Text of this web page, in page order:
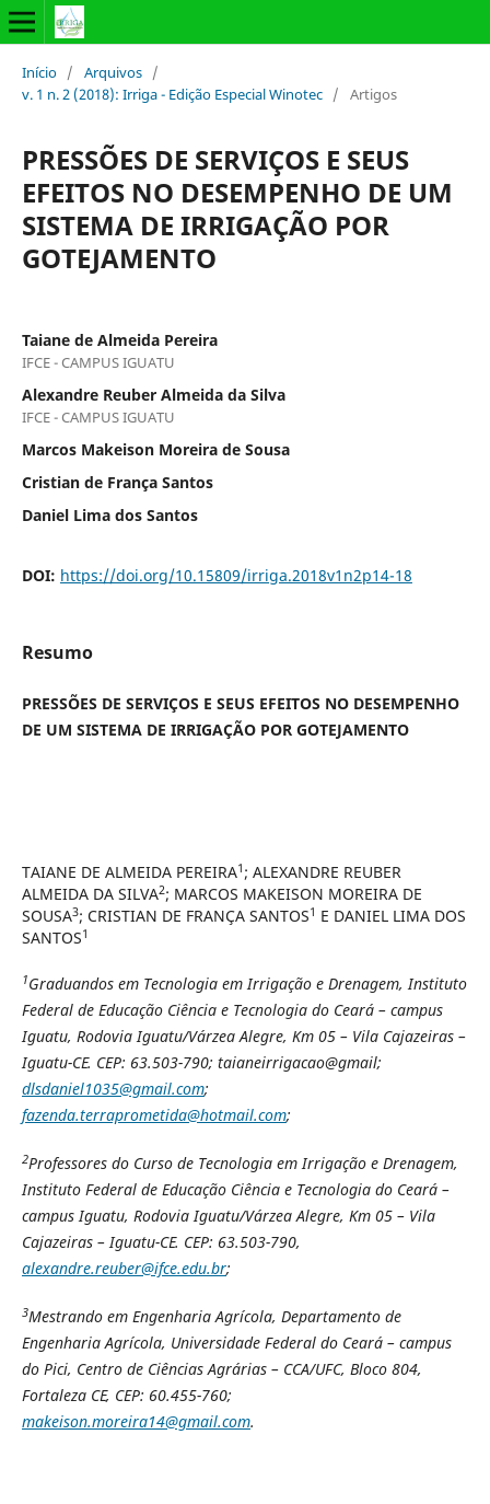
Início / Arquivos /
v. 1 n. 2 (2018): Irriga - Edição Especial Winotec / Artigos
PRESSÕES DE SERVIÇOS E SEUS
EFEITOS NO DESEMPENHO DE UM
SISTEMA DE IRRIGAÇÃO POR
GOTEJAMENTO
Taiane de Almeida Pereira
IFCE - CAMPUS IGUATU
Alexandre Reuber Almeida da Silva
IFCE - CAMPUS IGUATU
Marcos Makeison Moreira de Sousa
Cristian de França Santos
Daniel Lima dos Santos
DOI: https://doi.org/10.15809/irriga.2018v1n2p14-18
Resumo
PRESSÕES DE SERVIÇOS E SEUS EFEITOS NO DESEMPENHO
DE UM SISTEMA DE IRRIGAÇÃO POR GOTEJAMENTO
TAIANE DE ALMEIDA PEREIRA1 ; ALEXANDRE REUBER
ALMEIDA DA SILVA2; MARCOS MAKEISON MOREIRA DE
SOUSA3; CRISTIAN DE FRANÇA SANTOS1 E DANIEL LIMA DOS
SANTOS1
1Graduandos em Tecnologia em Irrigação e Drenagem, Instituto
Federal de Educação Ciência e Tecnologia do Ceará – campus
Iguatu, Rodovia Iguatu/Várzea Alegre, Km 05 – Vila Cajazeiras –
Iguatu-CE. CEP: 63.503-790; taianeirrigacao@gmail;
dlsdaniel1035@gmail.com;
fazenda.terraprometida@hotmail.com;
2Professores do Curso de Tecnologia em Irrigação e Drenagem,
Instituto Federal de Educação Ciência e Tecnologia do Ceará –
campus Iguatu, Rodovia Iguatu/Várzea Alegre, Km 05 – Vila
Cajazeiras – Iguatu-CE. CEP: 63.503-790,
alexandre.reuber@ifce.edu.br;
3Mestrando em Engenharia Agrícola, Departamento de
Engenharia Agrícola, Universidade Federal do Ceará – campus
do Pici, Centro de Ciências Agrárias – CCA/UFC, Bloco 804,
Fortaleza CE, CEP: 60.455-760;
makeison.moreira14@gmail.com.